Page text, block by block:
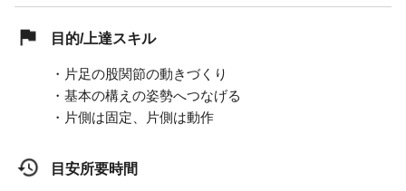
目的/上達スキル
・片足の股関節の動きづくり
・基本の構えの姿勢へつなげる
・片側は固定、片側は動作
目安所要時間